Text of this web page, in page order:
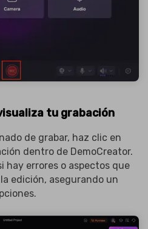
tu grabación
de grabar, haz clic en
dentro de DemoCreator.
hay errores o aspectos que
edición, asegurando un